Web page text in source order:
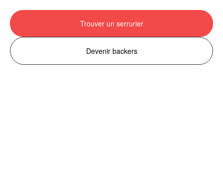
Trouver un serrurier
Devenir backers